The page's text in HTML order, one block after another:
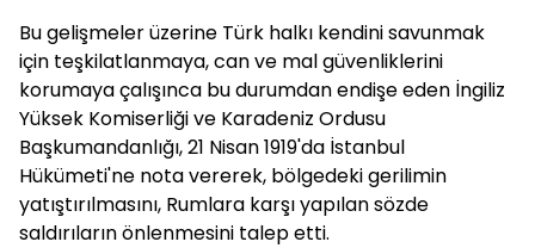
Bu gelişmeler üzerine Türk halkı kendini savunmak
için teşkilatlanmaya, can ve mal güvenliklerini
korumaya çalışınca bu durumdan endişe eden İngiliz
Yüksek Komiserliği ve Karadeniz Ordusu
Başkumandanlığı, 21 Nisan 1919'da İstanbul
Hükümeti'ne nota vererek, bölgedeki gerilimin
yatıştırılmasını, Rumlara karşı yapılan sözde
saldırıların önlenmesini talep etti.